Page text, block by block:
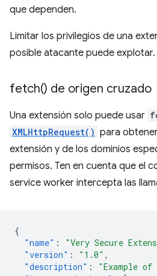
que dependen.
Limitar los privilegios de una
posible atacante puede explotar.
fetch() de origen cruzado
Una extensión solo puede usar
XMLHttpRequest() para
extensión y de los dominios
permisos. Ten en cuenta que el
service worker intercepta las
{
"name" : "Very Secure
"version" : "1.0" ,
"description" : "Example of